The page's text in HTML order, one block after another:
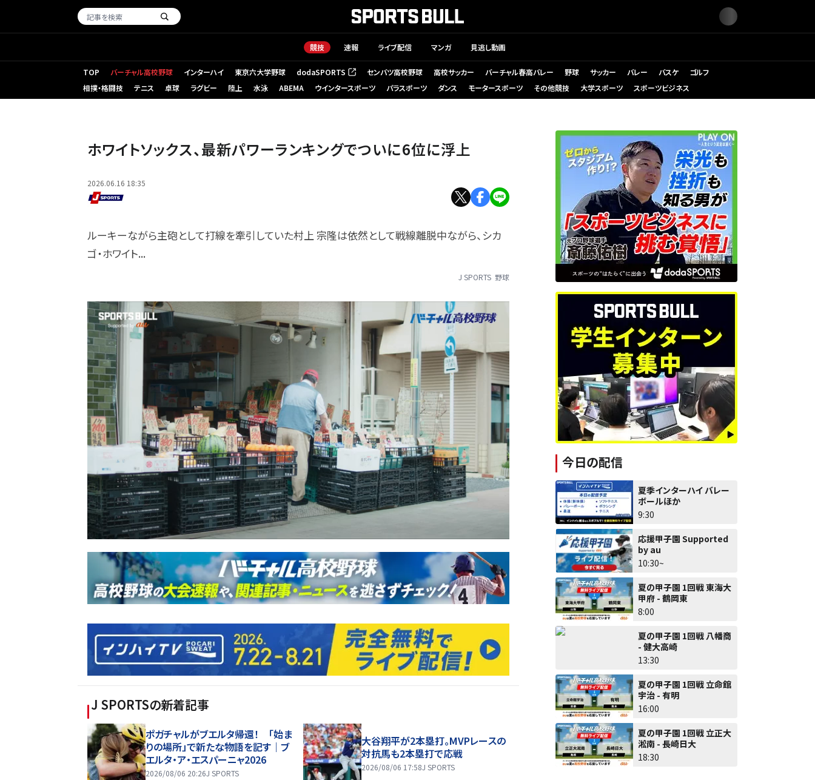
競技 速報 ライブ配信 マンガ 見逃し動画
TOP バーチャル高校野球 インターハイ 東京六大学野球 dodaSPORTS
（新しいタブで開く） センバツ高校野球 高校サッカー バーチャル春高バレー 野球 サッカー バレー バスケ
ゴルフ
相撲・格闘技
テニス 卓球 ラグビー 陸上 水泳 ABEMA ウインタースポーツ パラスポーツ ダンス モータースポーツ その他競技 大学スポーツ スポーツビジネス
ホワイトソックス、最新パワーランキングでついに6位に浮上
2026.06.16 18:35
ルーキーながら主砲として打線を牽引していた村上 宗隆は依然として戦線離脱中ながら、シカ
ゴ・ホワイト...
J SPORTS 野球
J SPORTSの新着記事
ポガチャルがブエルタ帰還！ 「始ま
りの場所」で新たな物語を記す｜ブ
エルタ・ア・エスパーニャ2026
2026/08/06 20:26J SPORTS
大谷翔平が2本塁打。MVPレースの
対抗馬も2本塁打で応戦
2026/08/06 17:58J SPORTS
今日の配信
夏季インターハイ バレー
ボールほか
9:30
応援甲子園 Supported
by au
10:30~
夏の甲子園 1回戦 東海大
甲府 - 鶴岡東
8:00
夏の甲子園 1回戦 八幡商
- 健大高崎
13:30
夏の甲子園 1回戦 立命館
宇治 - 有明
16:00
夏の甲子園 1回戦 立正大
淞南 - 長崎日大
18:30